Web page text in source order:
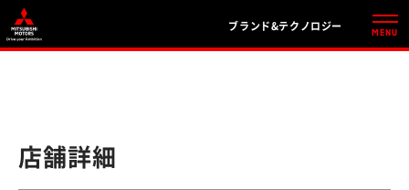
ブランド&テクノロジー
店舗詳細